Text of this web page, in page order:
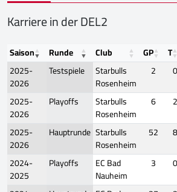
Karriere in der DEL2
Saison Runde Club GP T
2025-
2026
Testspiele
Starbulls
Rosenheim
2 0
2025-
2026
Playoffs
Starbulls
Rosenheim
6 2
2025-
2026
Hauptrunde Starbulls
Rosenheim
52 8
2024-
2025
Playoffs
EC Bad
Nauheim
3 0